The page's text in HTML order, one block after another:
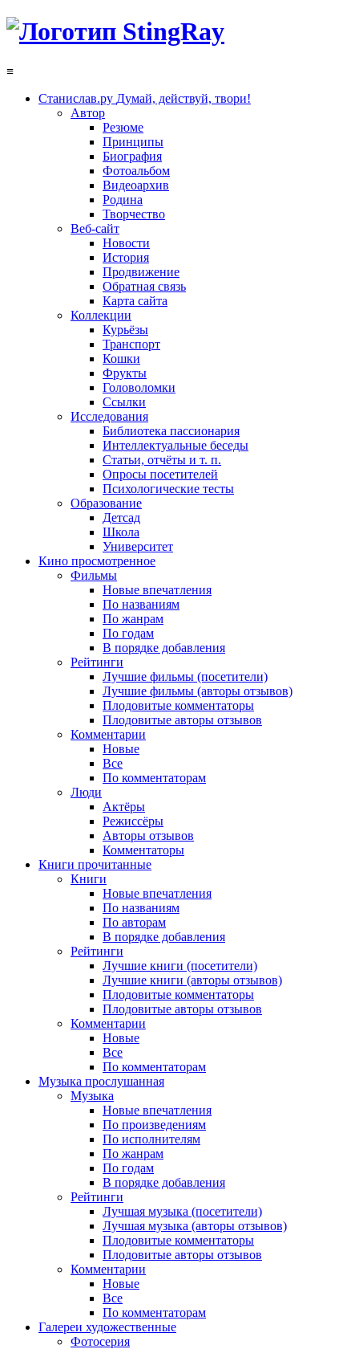
≡
Станислав.ру Думай, действуй, твори!
Автор
Резюме
Принципы
Биография
Фотоальбом
Видеоархив
Родина
Творчество
Веб-сайт
Новости
История
Продвижение
Обратная связь
Карта сайта
Коллекции
Курьёзы
Транспорт
Кошки
Фрукты
Головоломки
Ссылки
Исследования
Библиотека пассионария
Интеллектуальные беседы
Статьи, отчёты и т. п.
Опросы посетителей
Психологические тесты
Образование
Детсад
Школа
Университет
Кино просмотренное
Фильмы
Новые впечатления
По названиям
По жанрам
По годам
В порядке добавления
Рейтинги
Лучшие фильмы (посетители)
Лучшие фильмы (авторы отзывов)
Плодовитые комментаторы
Плодовитые авторы отзывов
Комментарии
Новые
Все
По комментаторам
Люди
Актёры
Режиссёры
Авторы отзывов
Комментаторы
Книги прочитанные
Книги
Новые впечатления
По названиям
По авторам
В порядке добавления
Рейтинги
Лучшие книги (посетители)
Лучшие книги (авторы отзывов)
Плодовитые комментаторы
Плодовитые авторы отзывов
Комментарии
Новые
Все
По комментаторам
Музыка прослушанная
Музыка
Новые впечатления
По произведениям
По исполнителям
По жанрам
По годам
В порядке добавления
Рейтинги
Лучшая музыка (посетители)
Лучшая музыка (авторы отзывов)
Плодовитые комментаторы
Плодовитые авторы отзывов
Комментарии
Новые
Все
По комментаторам
Галереи художественные
Фотосерия